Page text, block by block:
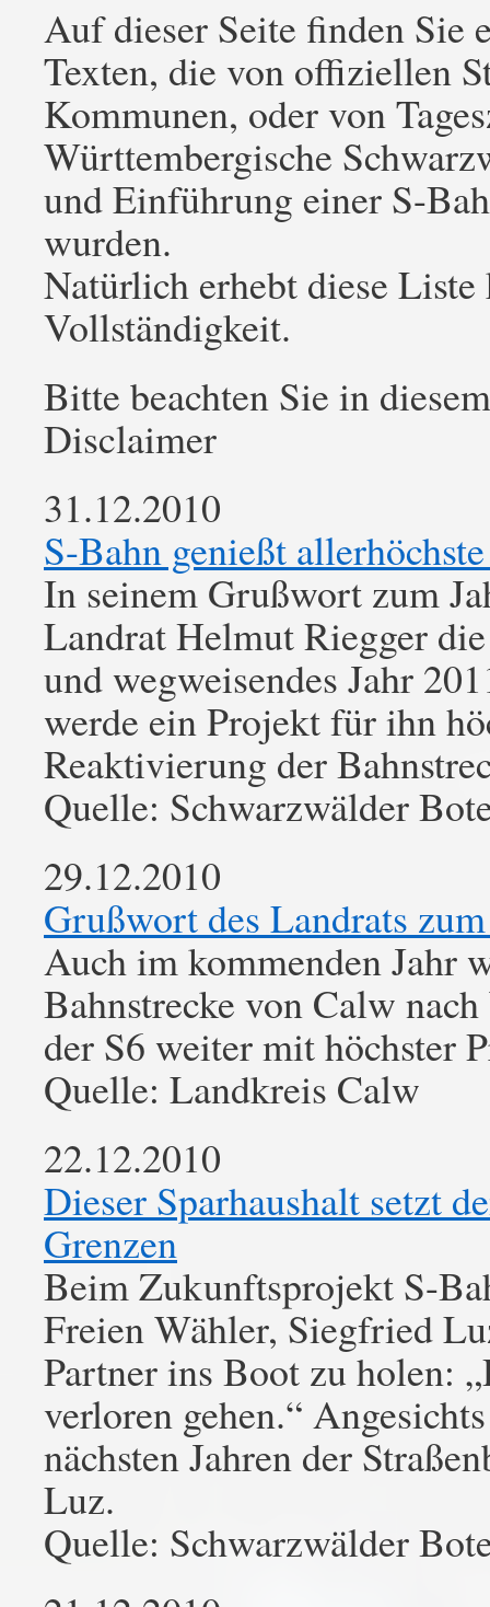
Auf dieser Seite finden Sie
Texten, die von offiziellen
Kommunen, oder von
Württembergische
und Einführung einer S-
wurden.
Natürlich erhebt diese
Vollständigkeit.
Bitte beachten Sie in
Disclaimer
31.12.2010
S-Bahn genießt
In seinem Grußwort zum
Landrat Helmut Riegger
und wegweisendes Jahr
werde ein Projekt für ihn
Reaktivierung der
Quelle: Schwarzwälder
29.12.2010
Grußwort des Landrats
Auch im kommenden Jahr
Bahnstrecke von Calw
der S6 weiter mit
Quelle: Landkreis Calw
22.12.2010
Dieser Sparhaushalt setzt
Grenzen
Beim Zukunftsprojekt S-
Freien Wähler, Siegfried
Partner ins Boot zu holen:
verloren gehen.“
nächsten Jahren der
Luz.
Quelle: Schwarzwälder